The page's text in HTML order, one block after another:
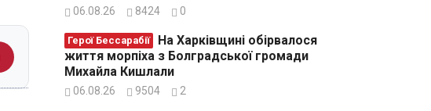
06.08.26 8424 0
Герої Бессарабії
життя морпіха з Болградської громади
Михайла Кишлали
06.08.26 9504 2